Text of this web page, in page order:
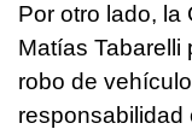
Por otro lado, la
Matías Tabarelli
robo de
responsabilidad